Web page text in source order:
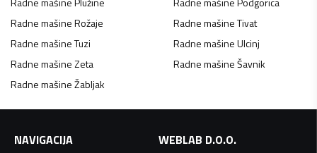
Radne mašineRožaje Radne mašineTivat
Radne mašineTuzi Radne mašineUlcinj
Radne mašineZeta Radne mašineŠavnik
Radne mašineŽabljak
NAVIGACIJA
WEBLAB D.O.O.